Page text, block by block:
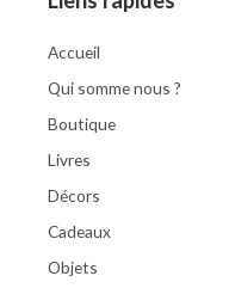
Accueil
Qui somme nous ?
Boutique
Livres
Décors
Cadeaux
Objets